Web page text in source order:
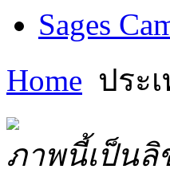
Sages
Home ประ
ภาพนี้เป็นลิ